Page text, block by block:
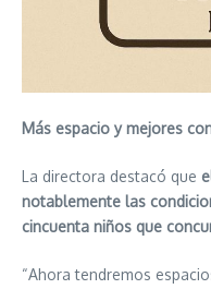
Más espacio y mejores
La directora destacó que
notablemente las
cincuenta niños que
“Ahora tendremos